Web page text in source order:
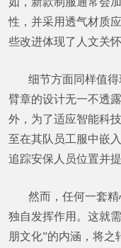
性，并采用透气材质
些改进体现了人文关
细节方面同样值
臂章的设计无一不透
外，为了适应智能科
至在其队员工服中嵌
追踪安保人员位置并
然而，任何一套
独自发挥作用。这就
朋文化”的内涵，将